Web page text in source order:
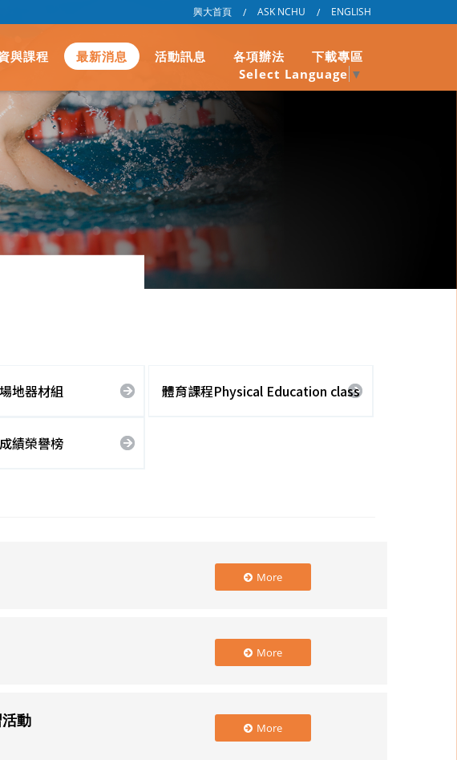
興大首頁 / ASK NCHU / ENGLISH
與課程 最新消息 活動訊息 各項辦法
下載專區
Select Language ▼
場地器材組 體育課程Physical Education class
成績榮譽榜
More
More
動 More